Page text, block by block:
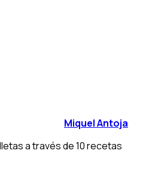
Miquel Antoja
a través de 10 recetas